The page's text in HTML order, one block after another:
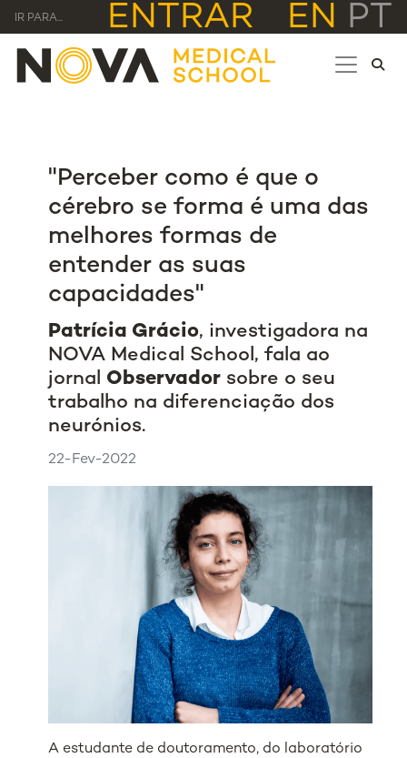
IR PARA... ENTRAR EN PT
"Perceber como é que o
cérebro se forma é uma das
melhores formas de
entender as suas
capacidades"
Patrícia Grácio, investigadora na
NOVA Medical School, fala ao
jornal Observador sobre o seu
trabalho na diferenciação dos
neurónios.
22-Fev-2022
A estudante de doutoramento, do laboratório